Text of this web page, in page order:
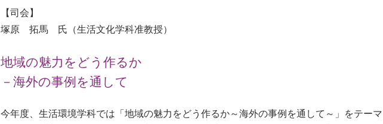
【司会】
塚原 拓馬 氏（生活文化学科准教授）
地域の魅力をどう作るか
－海外の事例を通して
今年度、生活環境学科では「地域の魅力をどう作るか～海外の事例を通して～」をテーマ